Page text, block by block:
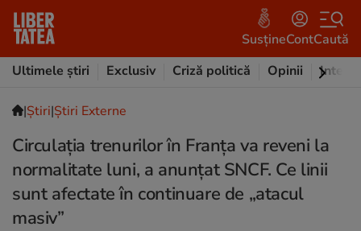
SusțineContCaută
Ultimele știri
Exclusiv Criză politică Opinii
|Ştiri|Știri Externe
Circulaţia trenurilor în Franţa va reveni la
normalitate luni, a anunțat SNCF. Ce linii
sunt afectate în continuare de „atacul
masiv”